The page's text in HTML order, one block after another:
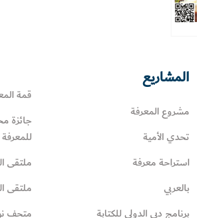
المشاريع
مشروع المعرفة
تحدي الأمية
استراحة معرفة
بالعربي
برنامج دبي الدولي للكتابة
قمة
جائزة
للمعرفة
ملتقى
ملتقى
متحف